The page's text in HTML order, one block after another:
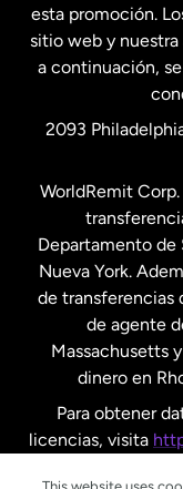
Nueva
Países
Suecia
esta promoción.
sitio web y
a continuación,
2093
WorldRemit
Departamento de
Nueva York.
de transferencias
de agente
Massachusetts
dinero en
Para obtener
licencias, visita